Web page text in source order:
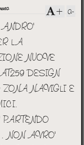
a-
+
LA
NUOVE
DESIGN
ZONA NAVIGLI E
NON AVRO'